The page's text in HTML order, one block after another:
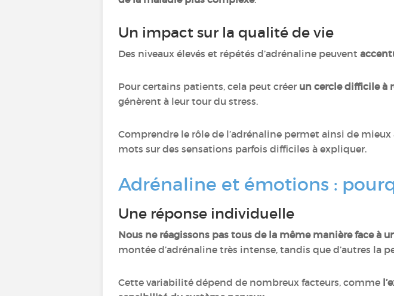
Un impact sur la qualité de vie
Des niveaux élevés et répétés d’adrénaline peuvent
Pour certains patients, cela peut créer un cercle difficile à
génèrent à leur tour du stress.
Comprendre le rôle de l’adrénaline permet ainsi de
mots sur des sensations parfois difficiles à expliquer.
Adrénaline et émotions :
Une réponse individuelle
Nous ne réagissons pas tous de la même manière face à
montée d’adrénaline très intense, tandis que d’autres la
Cette variabilité dépend de nombreux facteurs, comme